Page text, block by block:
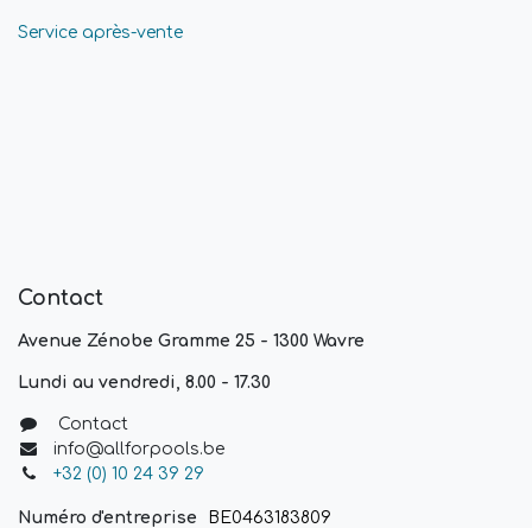
Service après-vente
Contact
Avenue Zénobe Gramme 25 - 1300 Wavre
Lundi au vendredi, 8.00 - 17.30
Contact
info@allforpools.be
+32 (0) 10 24 39 29
Numéro d'entreprise BE0463183809